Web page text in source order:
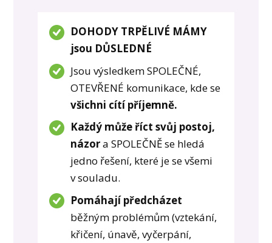
DOHODY TRPĚLIVÉ MÁMY
jsou DŮSLEDNÉ
Jsou výsledkem SPOLEČNÉ,
OTEVŘENÉ komunikace, kde se
všichni cítí příjemně.
Každý může říct svůj postoj,
názora SPOLEČNĚ se hledá
jedno řešení, které je se všemi
v souladu.
Pomáhají předcházet
běžným problémům (vztekání,
křičení, únavě, vyčerpání,